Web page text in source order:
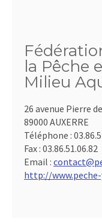
la Pêche
Milieu
26 avenue Pierre
89000 AUXERRE
Téléphone :
Fax : 03.86.51.06.82
Email :
http://